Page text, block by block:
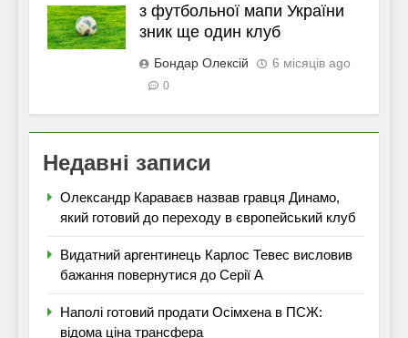
з футбольної мапи України
зник ще один клуб
Бондар Олексій 6 місяців ago
0
Недавні записи
Олександр Караваєв назвав гравця Динамо,
який готовий до переходу в європейський клуб
Видатний аргентинець Карлос Тевес висловив
бажання повернутися до Серії А
Наполі готовий продати Осімхена в ПСЖ:
відома ціна трансфера